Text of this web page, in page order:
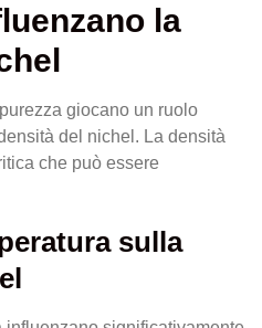
la
giocano un ruolo
del nichel. La densità
che può essere
sulla